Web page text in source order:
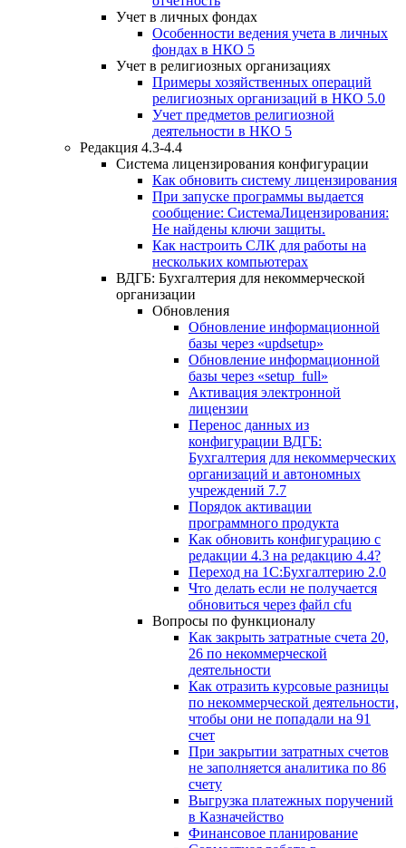
Учет в личных фондах
Особенности ведения учета в личных
фондах в НКО 5
Учет в религиозных организациях
Примеры хозяйственных операций
религиозных организаций в НКО 5.0
Учет предметов религиозной
деятельности в НКО 5
Редакция 4.3-4.4
Система лицензирования конфигурации
Как обновить систему лицензирования
При запуске программы выдается
сообщение: СистемаЛицензирования:
Не найдены ключи защиты.
Как настроить СЛК для работы на
нескольких компьютерах
ВДГБ: Бухгалтерия для некоммерческой
организации
Обновления
Обновление информационной
базы через «updsetup»
Обновление информационной
базы через «setup_full»
Активация электронной
лицензии
Перенос данных из
конфигурации ВДГБ:
Бухгалтерия для некоммерческих
организаций и автономных
учреждений 7.7
Порядок активации
программного продукта
Как обновить конфигурацию с
редакции 4.3 на редакцию 4.4?
Переход на 1С:Бухгалтерию 2.0
Что делать если не получается
обновиться через файл cfu
Вопросы по функционалу
Как закрыть затратные счета 20,
26 по некоммерческой
деятельности
Как отразить курсовые разницы
по некоммерческой деятельности,
чтобы они не попадали на 91
счет
При закрытии затратных счетов
не заполняется аналитика по 86
счету
Выгрузка платежных поручений
в Казначейство
Финансовое планирование